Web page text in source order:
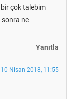
bir çok talebim
sonra ne
Yanıtla
10 Nisan 2018, 11:55